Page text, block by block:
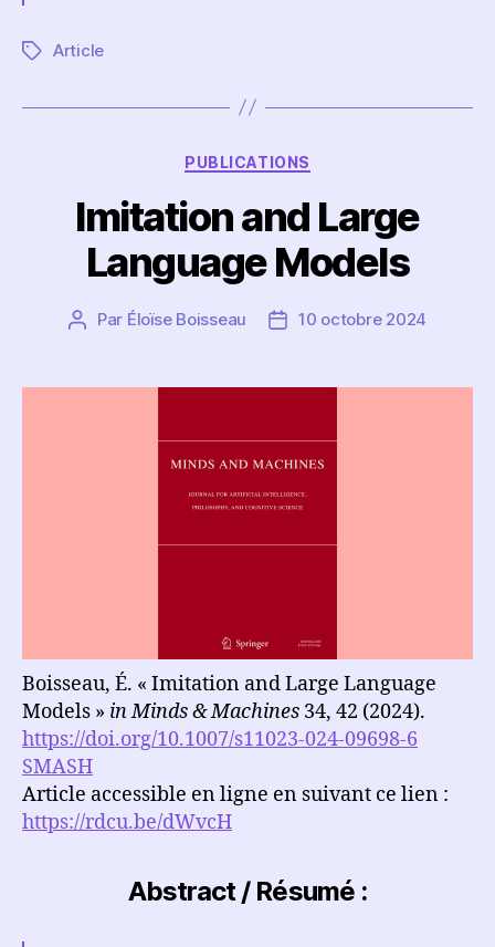
Étiquettes
Article
Catégories
PUBLICATIONS
Imitation and Large
Language Models
Auteur
Par Éloïse Boisseau
Date10 octobre 2024
Boisseau, É. « Imitation and Large Language
Models » in Minds & Machines 34, 42 (2024).
https://doi.org/10.1007/s11023-024-09698-6
SMASH
Article accessible en ligne en suivant ce lien :
https://rdcu.be/dWvcH
Abstract / Résumé :